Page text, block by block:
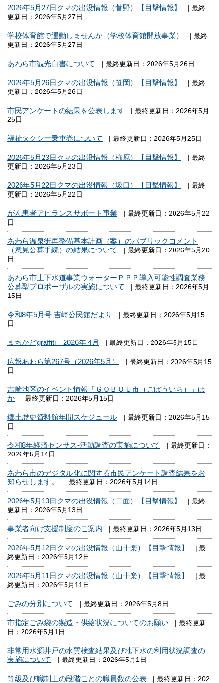
2026年5月27日クマの出没情報（菅野）【目撃情報】
| 最終
更新日：2026年5月27日
学校体育館で運動しませんか（学校体育館開放事業）
| 最終
更新日：2026年5月27日
あわら市観光白書について | 最終更新日：2026年5月26日
2026年5月26日クマの出没情報（笹岡）【目撃情報】
| 最終
更新日：2026年5月26日
市民アンケートの結果を公表します
| 最終更新日：2026年5月
25日
福祉タクシー乗車券について | 最終更新日：2026年5月25日
2026年5月23日クマの出没情報（柿原）【目撃情報】
| 最終
更新日：2026年5月23日
2026年5月22日クマの出没情報（坂口）【目撃情報】
| 最終
更新日：2026年5月22日
がん患者アピランスサポート事業
| 最終更新日：2026年5月22
日
あわら温泉街再整備基本計画（案）のパブリックコメント
（意見公募手続）の結果について
| 最終更新日：2026年5月20
日
あわら市上下水道事業ウォーターＰＰＰ導入可能性調査業務
公募型プロポーザルの実施について
| 最終更新日：2026年5月
15日
令和8年5月号 吉崎公民館だより
| 最終更新日：2026年5月15
日
まちかどgraffiti 2026年 4月 | 最終更新日：2026年5月15日
広報あわら第267号（2026年5月）
| 最終更新日：2026年5月15
日
吉崎地区のイベント情報「ＧＯＢＯＵ市（ごぼういち）」ほ
か
| 最終更新日：2026年5月15日
郷土歴史資料館年間スケジュール
| 最終更新日：2026年5月15
日
令和8年経済センサス-活動調査の実施について
| 最終更新日：
2026年5月14日
あわら市のデジタル化に関する市民アンケート調査結果をお
知らせします。
| 最終更新日：2026年5月14日
2026年5月13日クマの出没情報（二面）【目撃情報】
| 最終
更新日：2026年5月13日
事業者向け支援制度のご案内 | 最終更新日：2026年5月13日
2026年5月12日クマの出没情報（山十楽）【目撃情報】
| 最
終更新日：2026年5月12日
2026年5月11日クマの出没情報（山十楽）【目撃情報】
| 最
終更新日：2026年5月11日
ごみの分別について | 最終更新日：2026年5月8日
市指定ごみ袋の製造・供給状況についてのお願い
| 最終更新
日：2026年5月1日
非常用水源井戸の水質検査結果及び地下水の利用状況調査の
実施について
| 最終更新日：2026年5月1日
等級及び職制上の段階ごとの職員数の公表
| 最終更新日：202